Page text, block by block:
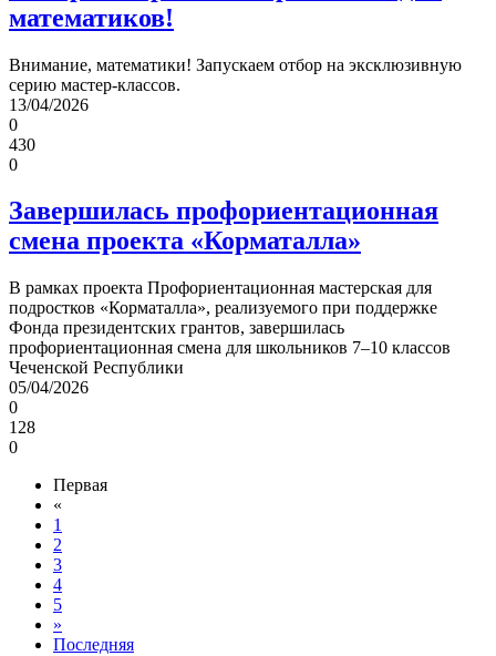
математиков!
Внимание, математики! Запускаем отбор на эксклюзивную
серию мастер-классов.
13/04/2026
0
430
0
Завершилась профориентационная
смена проекта «Корматалла»
В рамках проекта Профориентационная мастерская для
подростков «Корматалла», реализуемого при поддержке
Фонда президентских грантов, завершилась
профориентационная смена для школьников 7–10 классов
Чеченской Республики
05/04/2026
0
128
0
Первая
«
1
2
3
4
5
»
Последняя